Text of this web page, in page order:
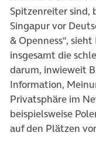
Spitzenreiter sind,
Singapur vor
& Openness“,
insgesamt die
darum, inwieweit
Information,
Privatsphäre im
beispielsweise
auf den Plätzen